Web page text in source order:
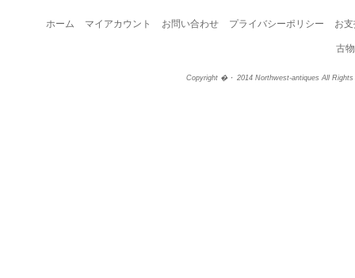
ホーム マイアカウント お問い合わせ プライバシーポリシー お
古
Copyright �・ 2014 Northwest-antiques All